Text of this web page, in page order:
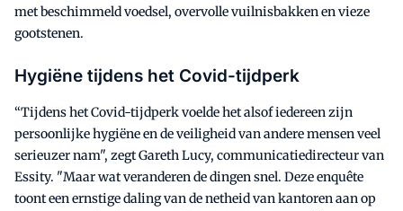
met beschimmeld voedsel, overvolle vuilnisbakken en vieze
gootstenen.
Hygiëne tijdens het Covid-tijdperk
“Tijdens het Covid-tijdperk voelde het alsof iedereen zijn
persoonlijke hygiëne en de veiligheid van andere mensen veel
serieuzer nam", zegt Gareth Lucy, communicatiedirecteur van
Essity. "Maar wat veranderen de dingen snel. Deze enquête
toont een ernstige daling van de netheid van kantoren aan op